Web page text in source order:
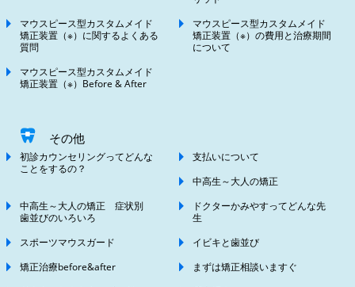
マウスピース型カスタムメイド
矯正装置（※）に関するよくある
質問
マウスピース型カスタムメイド
矯正装置（※）の費用と治療期間
について
マウスピース型カスタムメイド
矯正装置（※）Before & After
その他
初診カウンセリングってどんな
ことをするの？
支払いについて
中高生～大人の矯正
中高生～大人の矯正 症状別
歯並びのいろいろ
ドクターかみやすってどんな先
生
スポーツマウスガード
イビキと歯並び
矯正治療before&after
まずは矯正相談いますぐ